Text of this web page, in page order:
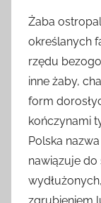
Żaba
określanych
rzędu
inne żaby,
form
kończynami
Polska
nawiązuje